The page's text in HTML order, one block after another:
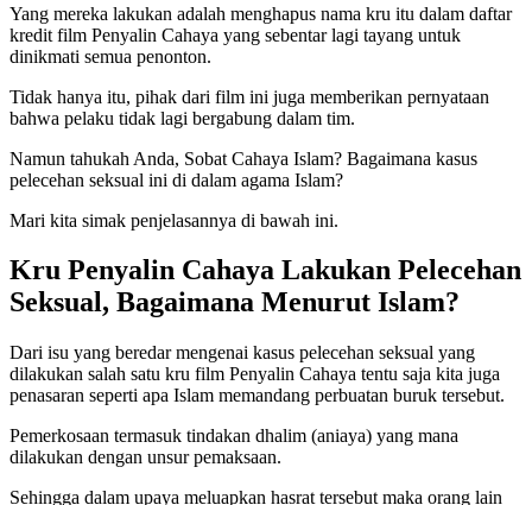
Yang mereka lakukan adalah menghapus nama kru itu dalam daftar
kredit film Penyalin Cahaya yang sebentar lagi tayang untuk
dinikmati semua penonton.
Tidak hanya itu, pihak dari film ini juga memberikan pernyataan
bahwa pelaku tidak lagi bergabung dalam tim.
Namun tahukah Anda, Sobat Cahaya Islam? Bagaimana kasus
pelecehan seksual ini di dalam agama Islam?
Mari kita simak penjelasannya di bawah ini.
Kru Penyalin Cahaya Lakukan Pelecehan
Seksual, Bagaimana Menurut Islam?
Dari isu yang beredar mengenai kasus pelecehan seksual yang
dilakukan salah satu kru film Penyalin Cahaya tentu saja kita juga
penasaran seperti apa Islam memandang perbuatan buruk tersebut.
Pemerkosaan termasuk tindakan dhalim (aniaya) yang mana
dilakukan dengan unsur pemaksaan.
Sehingga dalam upaya meluapkan hasrat tersebut maka orang lain